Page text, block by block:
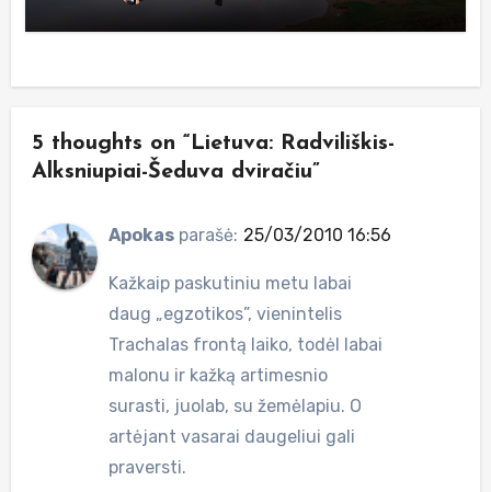
5 thoughts on “Lietuva: Radviliškis-
Alksniupiai-Šeduva dviračiu”
Apokas parašė: 25/03/2010 16:56
Kažkaip paskutiniu metu labai
daug „egzotikos”, vienintelis
Trachalas frontą laiko, todėl labai
malonu ir kažką artimesnio
surasti, juolab, su žemėlapiu. O
artėjant vasarai daugeliui gali
praversti.